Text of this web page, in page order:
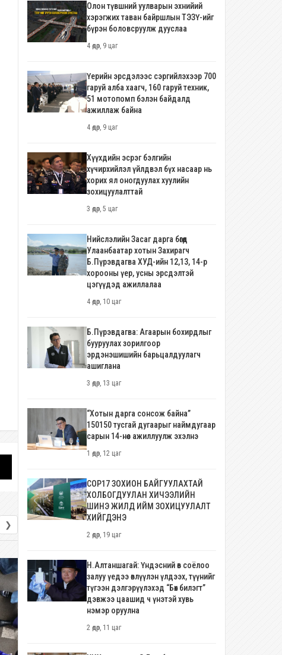
❯
Олон түвшний уулварын эхнийий
хэрэгжих таван байршлын ТЭЗҮ-ийг
бүрэн боловсруулж дууслаа
4 өдөр, 9 цаг
Үерийн эрсдэлээс сэргийлэхээр 700
гаруй алба хаагч, 160 гаруй техник,
51 мотопомп бэлэн байдалд
ажиллаж байна
4 өдөр, 9 цаг
Хүүхдийн эсрэг бэлгийн
хүчирхийлэл үйлдвэл бүх насаар нь
хорих ял оногдуулах хуулийн
зохицуулалттай
3 өдөр, 5 цаг
Нийслэлийн Засаг дарга бөгөөд
Улаанбаатар хотын Захирагч
Б.Пүрэвдагва ХУД-ийн 12,13, 14-р
хорооны үер, усны эрсдэлтэй
цэгүүдэд ажиллалаа
4 өдөр, 10 цаг
Б.Пүрэвдагва: Агаарын бохирдлыг
бууруулах зорилгоор
эрдэнэшишийн барьцалдуулагч
ашиглана
3 өдөр, 13 цаг
“Хотын дарга сонсож байна”
150150 тусгай дугаарыг наймдугаар
сарын 14-нөөс ажиллуулж эхэлнэ
1 өдөр, 12 цаг
COP17 ЗОХИОН БАЙГУУЛАХТАЙ
ХОЛБОГДУУЛАН ХИЧЭЭЛИЙН
ШИНЭ ЖИЛД ИЙМ ЗОХИЦУУЛАЛТ
ХИЙГДЭНЭ
2 өдөр, 19 цаг
Н.Алтаншагай: Үндэсний өв соёлоо
залуу үедээ өвлүүлэн үлдээх, түүнийг
түгээн дэлгэрүүлэхэд “Бөх билэгт”
дэвжээ цаашид ч үнэтэй хувь
нэмэр оруулна
2 өдөр, 11 цаг